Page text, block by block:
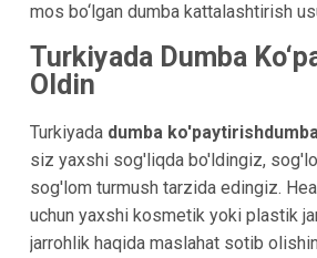
mos bo‘lgan dumba kattalashtirish
Turkiyada Dumba
Oldin
Turkiyada dumba ko'paytirish
siz yaxshi sog'liqda bo'ldingiz,
sog'lom turmush tarzida edingiz.
uchun yaxshi kosmetik yoki plastik
jarrohlik haqida maslahat sotib